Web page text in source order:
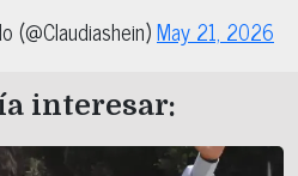
(@Claudiashein)May 21, 2026
interesar: